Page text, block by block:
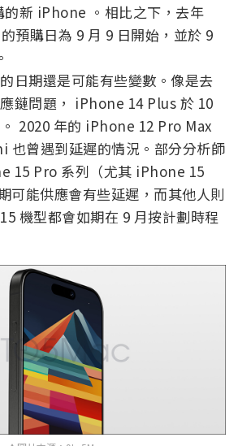
的新 iPhone 。相比之下，去年
預購日為 9 月 9 日開始，並於 9
日期還是可能有些變數。像是去
鏈問題， iPhone 14 Plus 於 10
2020 年的 iPhone 12 Pro Max
也曾遇到延遲的情況。部分分析師
15 Pro 系列（尤其 iPhone 15
可能供應會有些延遲，而其他人則
機型都會如期在 9 月按計劃時程